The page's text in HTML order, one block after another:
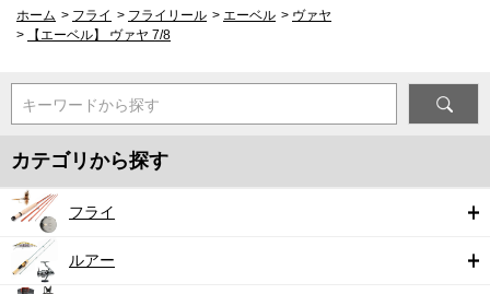
ホーム > フライ > フライリール > エーベル > ヴァヤ
>
【エーベル】 ヴァヤ 7/8
キーワードから探す
カテゴリから探す
フライ
ルアー